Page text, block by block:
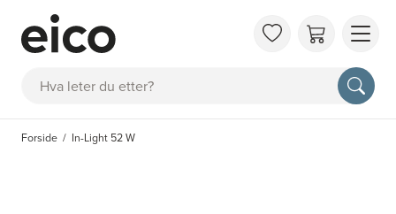
Søk
OM
FAQ
Forside In-Light 52 W